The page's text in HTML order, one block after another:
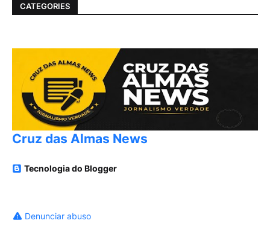
CATEGORIES
Cruz das Almas News
Tecnologia do Blogger
Denunciar abuso